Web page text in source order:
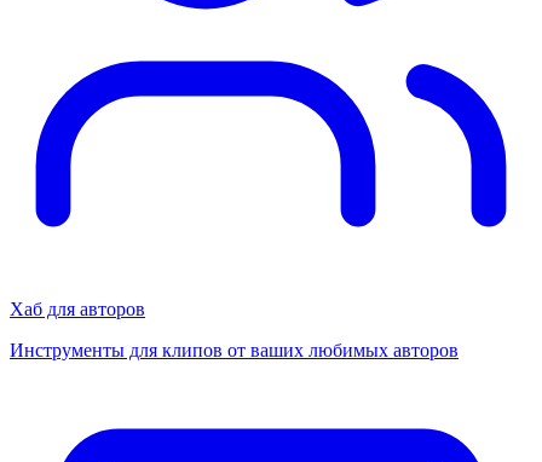
Хаб для авторов
Инструменты для клипов от ваших любимых авторов